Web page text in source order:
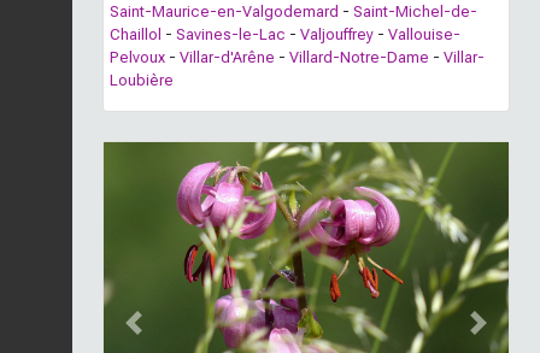
Saint-Maurice-en-Valgodemard - Saint-Michel-de-
Chaillol - Savines-le-Lac - Valjouffrey - Vallouise-
Pelvoux - Villar-d'Arêne - Villard-Notre-Dame - Villar-
Loubière
Previous Next